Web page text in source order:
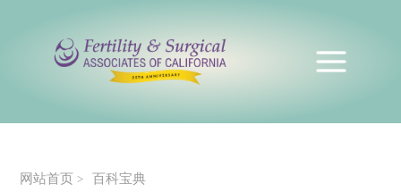
网站首页 > 百科宝典